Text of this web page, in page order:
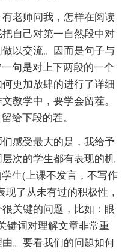
老师问我，怎样在阅读
自己对第一自然段中对
以交流。因而是句子与
句是对上下两段的一个
更加放肆的进行了详细
教学中，要学会留茬。
给下段的茬。
感受最大的是，我给予
次的学生都有表现的机
生(上课不发言，不写作
了从未有过的积极性，
关键的问题，比如：眼
键词对理解文章非常重
。要看我们的问题如何